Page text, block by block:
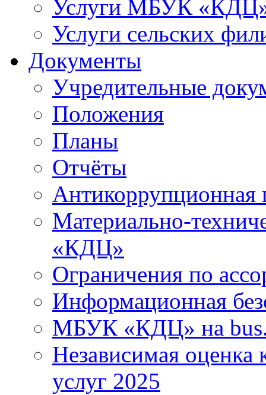
Услуги МБУК
Услуги сельских
Документы
Учредительные
Положения
Планы
Отчёты
Антикоррупционная
Материально-
«КДЦ»
Ограничения по
Информационная
МБУК «КДЦ» на
Независимая оценка
услуг 2025